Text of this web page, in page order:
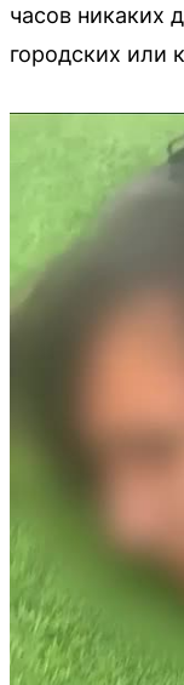
часов никаких
городских или